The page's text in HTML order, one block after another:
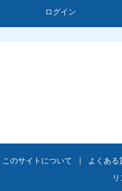
ログイン
このサイトについて よくある